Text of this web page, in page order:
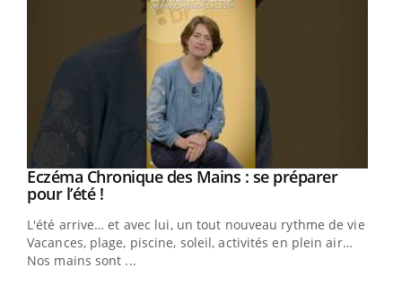
Youtube
Eczéma Chronique des Mains : se préparer
pour l’été !Youtube
L'été arrive… et avec lui, un tout nouveau rythme de vie !
Vacances, plage, piscine, soleil, activités en plein air…
Nos mains sont ...